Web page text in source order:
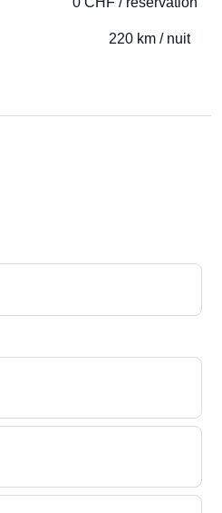
220 km / nuit